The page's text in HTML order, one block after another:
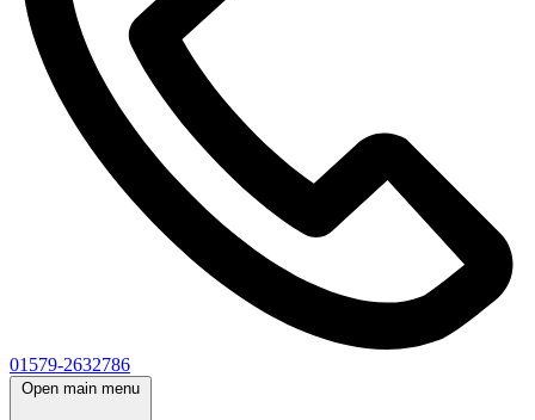
01579-2632786
Open main menu